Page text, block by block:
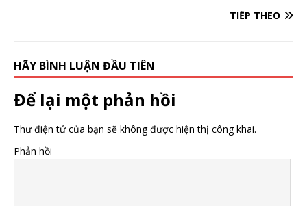
TIẾP THEO
HÃY BÌNH LUẬN ĐẦU TIÊN
Để lại một phản hồi
Thư điện tử của bạn sẽ không được hiện thị công khai.
Phản hồi